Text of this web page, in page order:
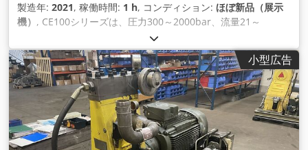
製造年: 2021, 稼働時間: 1 h, コンディション: ほぼ新品（展示
機） , CE100シリーズは、圧力300～2000bar、流量21～
135l/minの電気駆動式高圧機です。フレームは溶融亜鉛メッキ
のシ ートメタルモールディングとステンレス製のサイドフレー
ムで構成されています。4つのゴム足でしっかりと固定できま
す。リフティング・ア イ は、機械の運搬を容易にします。似
ているようで似ていないDynajet、Falch、Hammelmann、
Kamat、Kärche r 、Oertzen、Uraca、Womaなど。 モデルが
あります。 ----- 50Hz -bar-l/min. CE100-300-135 Dkedpohga
N Tsfx Aqqjr CE100-500-80 CE100-1000-42 CE100-1400-28
小型広告